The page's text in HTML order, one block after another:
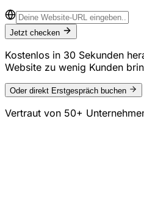
Jetzt checken
Kostenlos in 30 Sekunden
Website zu wenig Kunden
Oder direkt Erstgespräch buchen
Vertraut von 50+